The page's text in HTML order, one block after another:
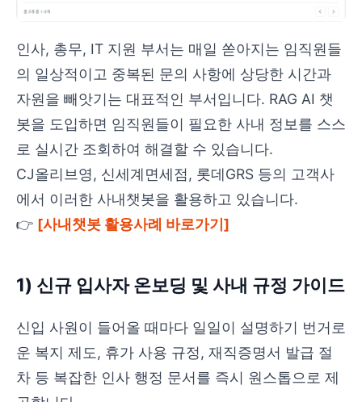
인사, 총무, IT 지원 부서는 매일 쏟아지는 임직원들
의 일상적이고 중복된 문의 사항에 상당한 시간과
자원을 빼앗기는 대표적인 부서입니다. RAG AI 챗
봇을 도입하면 임직원들이 필요한 사내 정보를 스스
로 실시간 조회하여 해결할 수 있습니다.
CJ올리브영, 신세계면세점, 롯데GRS 등의 고객사
에서 이러한 사내챗봇을 활용하고 있습니다.
👉 [사내챗봇 활용사례 바로가기]
1) 신규 입사자 온보딩 및 사내 규정 가이드
신입 사원이 들어올 때마다 일일이 설명하기 번거로
운 복지 제도, 휴가 사용 규정, 재직증명서 발급 절
차 등 복잡한 인사 행정 문서를 즉시 원스톱으로 제